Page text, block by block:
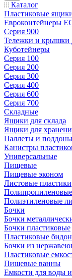
Каталог
Пластиковые
Евроконтейнеры
Серия 900
Тележки и крышки
Куботейнеры
Серия 100
Серия 200
Серия 300
Серия 400
Серия 600
Серия 700
Складные
Ящики для склада
Ящики для
Паллеты и поддоны
Канистры
Универсальные
Пищевые
Пищевые эконом
Листовые пластики
Полиэтиленовые
Бочки
Бочки
Бочки пластиковые
Пластиковые
Бочки из
Пластиковые
Пищевые ванны
Емкости для воды